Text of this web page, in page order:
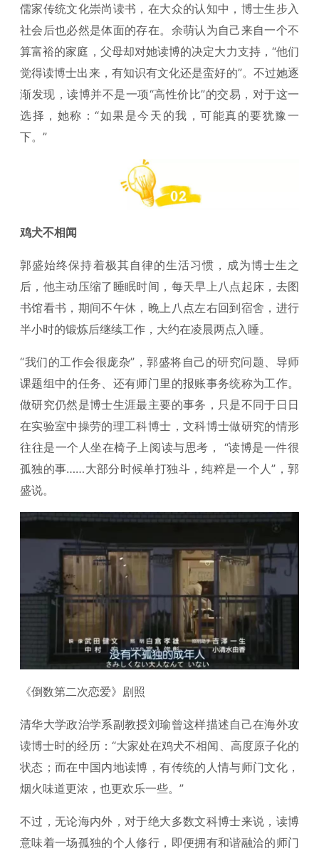
儒家传统文化崇尚读书，在大众的认知中，博士生步入
社会后也必然是体面的存在。余萌认为自己来自一个不
算富裕的家庭，父母却对她读博的决定大力支持，“他们
觉得读博士出来，有知识有文化还是蛮好的”。不过她逐
渐发现，读博并不是一项“高性价比”的交易，对于这一
选择，她称：“如果是今天的我，可能真的要犹豫一
下。”
鸡犬不相闻
郭盛始终保持着极其自律的生活习惯，成为博士生之
后，他主动压缩了睡眠时间，每天早上八点起床，去图
书馆看书，期间不午休，晚上八点左右回到宿舍，进行
半小时的锻炼后继续工作，大约在凌晨两点入睡。
“我们的工作会很庞杂”，郭盛将自己的研究问题、导师
课题组中的任务、还有师门里的报账事务统称为工作。
做研究仍然是博士生涯最主要的事务，只是不同于日日
在实验室中操劳的理工科博士，文科博士做研究的情形
往往是一个人坐在椅子上阅读与思考， “读博是一件很
孤独的事……大部分时候单打独斗，纯粹是一个人”，郭
盛说。
《倒数第二次恋爱》剧照
清华大学政治学系副教授刘瑜曾这样描述自己在海外攻
读博士时的经历：“大家处在鸡犬不相闻、高度原子化的
状态；而在中国内地读博，有传统的人情与师门文化，
烟火味道更浓，也更欢乐一些。”
不过，无论海内外，对于绝大多数文科博士来说，读博
意味着一场孤独的个人修行，即便拥有和谐融洽的师门